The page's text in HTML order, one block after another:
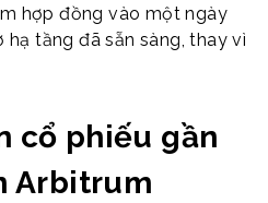
hợp đồng vào một ngày
tầng đã sẵn sàng, thay vì
cổ phiếu gần
Arbitrum